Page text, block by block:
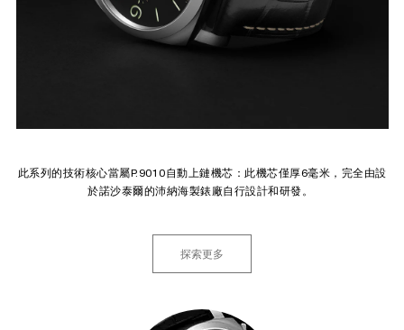
此系列的技術核心當屬P.9010自動上鏈機芯：此機芯僅厚6毫米，完全由設
於諾沙泰爾的沛納海製錶廠自行設計和研發。
探索更多